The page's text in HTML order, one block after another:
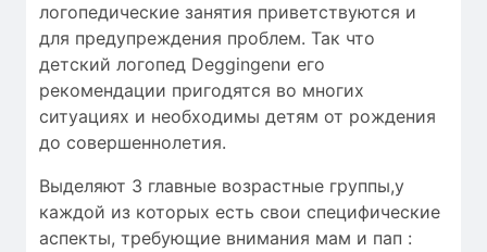
логопедические занятия приветствуются и
для предупреждения проблем. Так что
детский логопед Deggingenи его
рекомендации пригодятся во многих
ситуациях и необходимы детям от рождения
до совершеннолетия.
Выделяют 3 главные возрастные группы,у
каждой из которых есть свои специфические
аспекты, требующие внимания мам и пап :